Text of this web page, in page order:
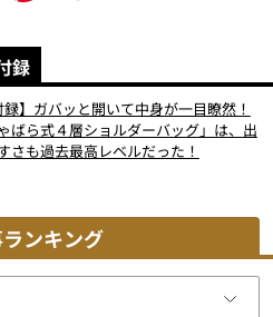
録
録】ガバッと開いて中身が一目瞭然！
ばら式４層ショルダーバッグ」は、出
さも過去最高レベルだった！
ンキング